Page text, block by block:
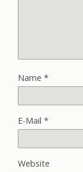
Name *
E-Mail *
Website